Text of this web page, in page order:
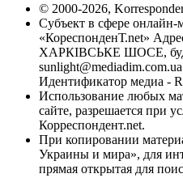
© 2000-2026,
Субъект в сфере
«КореспонденТ.net»
ХАРКІВСЬКЕ ШОСЕ,
sunlight@mediadim.com.ua
Идентификатор медиа -
Использование любых
сайте, разрешается при
Корреспондент.net.
При копировании
Украины и мира», для
прямая открытая для